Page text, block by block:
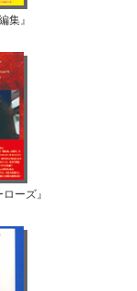
』
ーズ』